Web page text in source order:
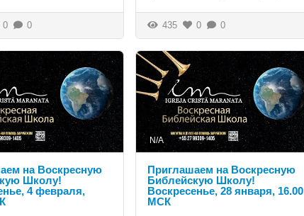
0 0 435 0 0
на Воскресную
Школу!
4 февраля,
N/A
Приглашаем на Воскресную
Библейскую Школу!
Воскресенье, 28 января, 16.00
МСК